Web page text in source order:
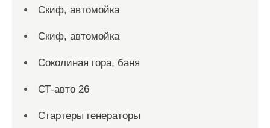
Скиф, автомойка
Скиф, автомойка
Соколиная гора, баня
СТ-авто 26
Стартеры генераторы